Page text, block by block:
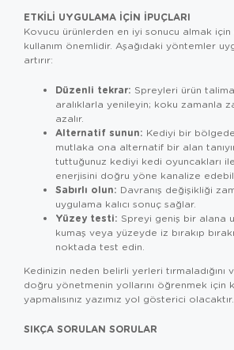
ETKILI UYGULAMA İÇIN İPUÇLARI
Kovucu ürünlerden en iyi sonucu almak
kullanım önemlidir. Aşağıdaki yöntemler
artırır:
Düzenli tekrar: Spreyleri ürün
aralıklarla yenileyin; koku zamanla
azalır.
Alternatif sunun: Kediyi bir
mutlaka ona alternatif bir alan
tuttuğunuz kediyi kedi oyuncakları
enerjisini doğru yöne kanalize
Sabırlı olun: Davranış değişikliği
uygulama kalıcı sonuç sağlar.
Yüzey testi: Spreyi geniş bir alana
kumaş veya yüzeyde iz bırakıp
noktada test edin.
Kedinizin neden belirli yerleri tırmaladığını
doğru yönetmenin yollarını öğrenmek için
yapmalısınız yazımız yol gösterici olacaktır.
SIKÇA SORULAN SORULAR